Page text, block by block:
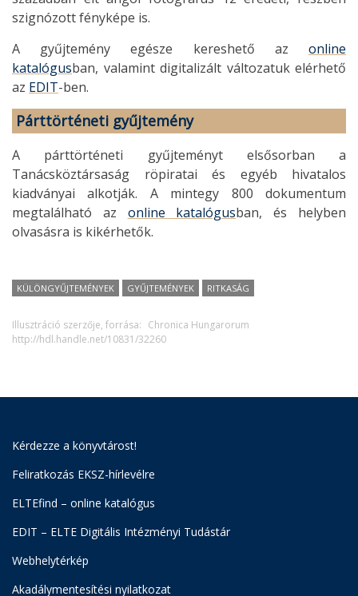
szignózott fényképe is.
A gyűjtemény egésze kereshető az online
katalógusban, valamint digitalizált változatuk elérhető
az EDIT-ben.
Párttörténeti gyűjtemény
A párttörténeti gyűjteményt elsősorban a
Tanácsköztársaság röpiratai és egyéb hivatalos
kiadványai alkotják. A mintegy 800 dokumentum
megtalálható az online katalógusban, és helyben
olvasásra is kikérhetők.
KÜLÖNGYŰJTEMÉNYEK GYŰJTEMÉNYEK RITKASÁG
Illusztráció szerzője, forrása: Chronica Hungarorum
http://hdl.handle.net/10831/32260
Kérdezze a könyvtárost!
Feliratkozás EKSZ-hírlevélre
ELTEfind – online katalógus
EDIT – ELTE Digitális Intézményi Tudástár
Webhelytérkép
Akadálymentesítési nyilatkozat